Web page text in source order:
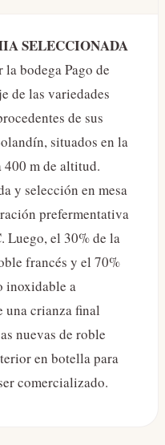
SELECCIONADA
bodega Pago de
de las variedades
de sus
situados en la
m de altitud.
y selección en mesa
prefermentativa
Luego, el 30% de la
francés y el 70%
inoxidable a
una crianza final
nuevas de roble
en botella para
comercializado.